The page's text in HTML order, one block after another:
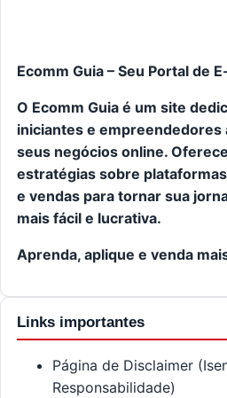
Ecomm Guia – Seu Portal de
O Ecomm Guia é um site
iniciantes e empreendedores
seus negócios online.
estratégias sobre
e vendas para tornar sua
mais fácil e lucrativa.
Aprenda, aplique e venda
Links importantes
Página de Disclaimer
Responsabilidade)